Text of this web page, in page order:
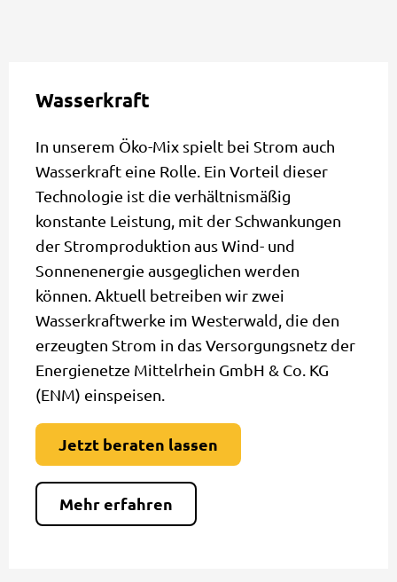
Wasserkraft
In unserem Öko-Mix spielt bei Strom auch
Wasserkraft eine Rolle. Ein Vorteil dieser
Technologie ist die verhältnismäßig
konstante Leistung, mit der Schwankungen
der Stromproduktion aus Wind- und
Sonnenenergie ausgeglichen werden
können. Aktuell betreiben wir zwei
Wasserkraftwerke im Westerwald, die den
erzeugten Strom in das Versorgungsnetz der
Energienetze Mittelrhein GmbH & Co. KG
(ENM) einspeisen.
Jetzt beraten lassen
Mehr erfahren